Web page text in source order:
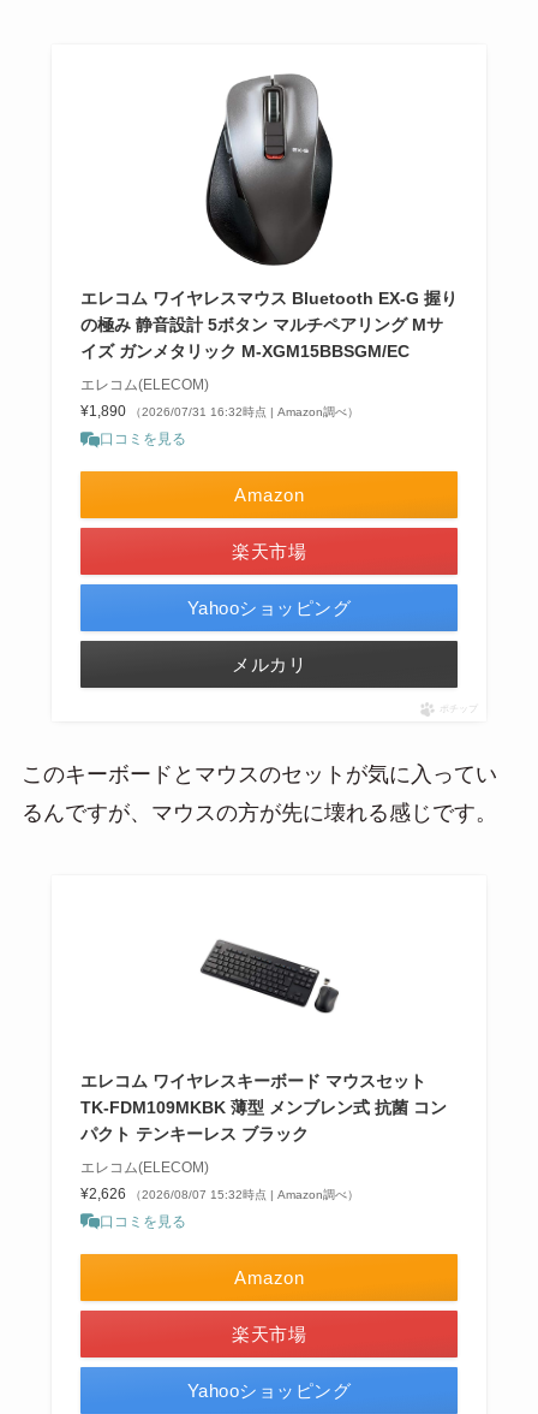
エレコム ワイヤレスマウス Bluetooth EX-G 握り
の極み 静音設計 5ボタン マルチペアリング Mサ
イズ ガンメタリック M-XGM15BBSGM/EC
エレコム(ELECOM)
¥1,890
（2026/07/31 16:32時点 | Amazon調べ）
口コミを見る
Amazon
楽天市場
Yahooショッピング
メルカリ
ポチップ
このキーボードとマウスのセットが気に入ってい
るんですが、マウスの方が先に壊れる感じです。
エレコム ワイヤレスキーボード マウスセット
TK-FDM109MKBK 薄型 メンブレン式 抗菌 コン
パクト テンキーレス ブラック
エレコム(ELECOM)
¥2,626
（2026/08/07 15:32時点 | Amazon調べ）
口コミを見る
Amazon
楽天市場
Yahooショッピング